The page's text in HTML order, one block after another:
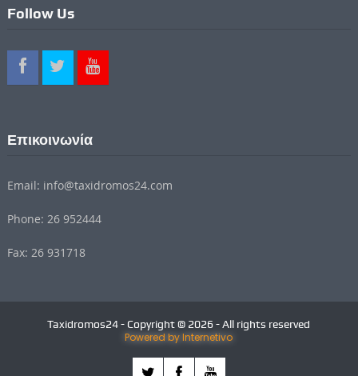
Follow Us
Επικοινωνία
Email: info@taxidromos24.com
Phone: 26 952444
Fax: 26 931718
Taxidromos24 - Copyright © 2026 - All rights reserved
Powered by Internetivo